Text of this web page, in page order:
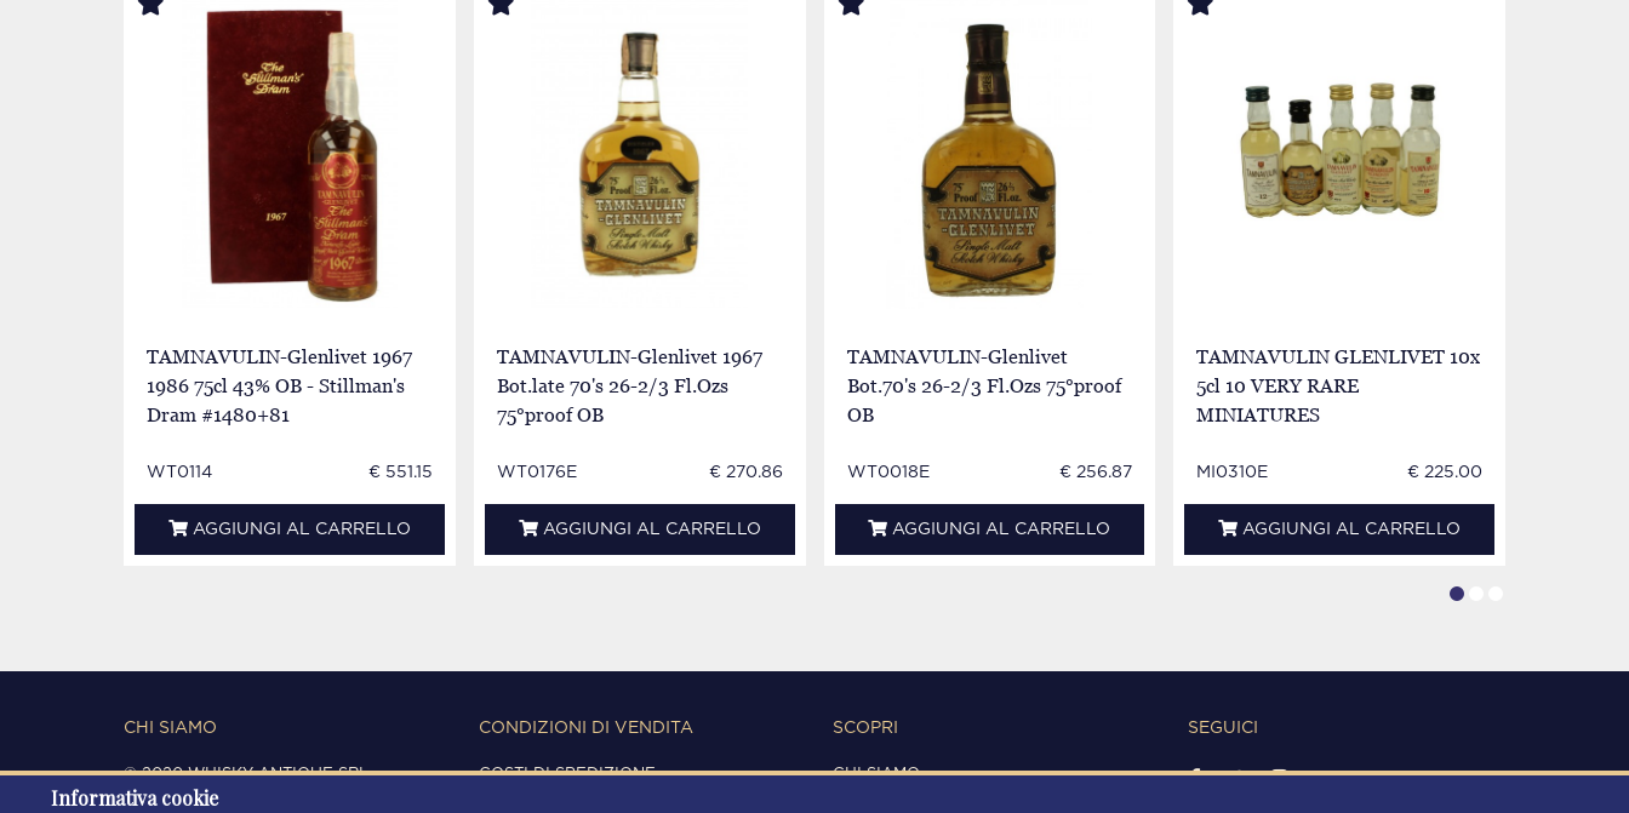
TAMNAVULIN-Glenlivet 1967
1986 75cl 43% OB - Stillman's
Dram #1480+81
WT0114 € 551.15
AGGIUNGI AL CARRELLO
TAMNAVULIN-Glenlivet 1967
Bot.late 70's 26-2/3 Fl.Ozs
75°proof OB
WT0176E € 270.86
AGGIUNGI AL CARRELLO
TAMNAVULIN-Glenlivet
Bot.70's 26-2/3 Fl.Ozs 75°proof
OB
WT0018E € 256.87
AGGIUNGI AL CARRELLO
TAMNAVULIN GLENLIVET 10x
5cl 10 VERY RARE
MINIATURES
MI0310E € 225.00
AGGIUNGI AL CARRELLO
CHI SIAMO
© 2020 WHISKY ANTIQUE SRL
C.F. / P.IVA 03266720360
CONDIZIONI DI VENDITA
COSTI DI SPEDIZIONE
SCOPRI
CHI SIAMO
SEGUICI
Informativa cookie